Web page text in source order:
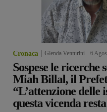
Cronaca Glenda Venturini 6
Sospese le ricerche
Miah Billal, il
“L’attenzione delle
questa vicenda